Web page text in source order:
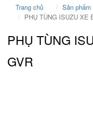
Trang chủ
Sản phẩm
PHỤ TÙNG ISUZU XE
PHỤ TÙNG
GVR